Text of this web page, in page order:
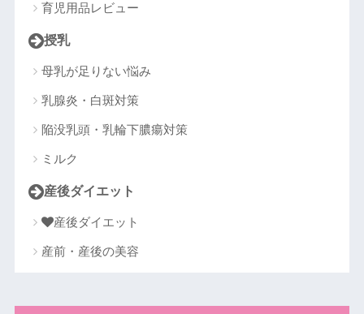
育児用品レビュー
授乳
母乳が足りない悩み
乳腺炎・白斑対策
陥没乳頭・乳輪下膿瘍対策
ミルク
産後ダイエット
産後ダイエット
産前・産後の美容